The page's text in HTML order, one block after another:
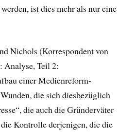
ist dies mehr als nur eine
Nichols (Korrespondent von
Analyse, Teil 2:
einer Medienreform-
die sich diesbezüglich
die auch die Gründerväter
Kontrolle derjenigen, die die